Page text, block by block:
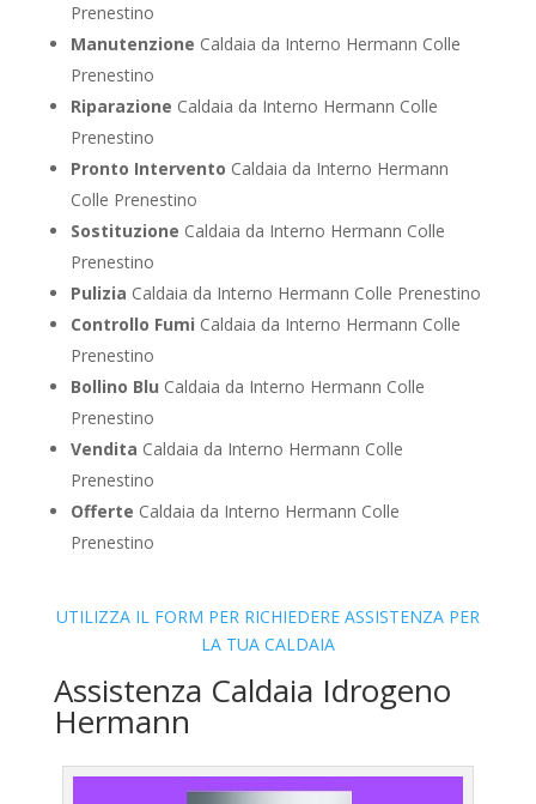
Prenestino
Manutenzione Caldaia da Interno Hermann Colle
Prenestino
Riparazione Caldaia da Interno Hermann Colle
Prenestino
Pronto Intervento Caldaia da Interno Hermann
Colle Prenestino
Sostituzione Caldaia da Interno Hermann Colle
Prenestino
Pulizia Caldaia da Interno Hermann Colle Prenestino
Controllo Fumi Caldaia da Interno Hermann Colle
Prenestino
Bollino Blu Caldaia da Interno Hermann Colle
Prenestino
Vendita Caldaia da Interno Hermann Colle
Prenestino
Offerte Caldaia da Interno Hermann Colle
Prenestino
UTILIZZA IL FORM PER RICHIEDERE ASSISTENZA PER
LA TUA CALDAIA
Assistenza Caldaia Idrogeno
Hermann